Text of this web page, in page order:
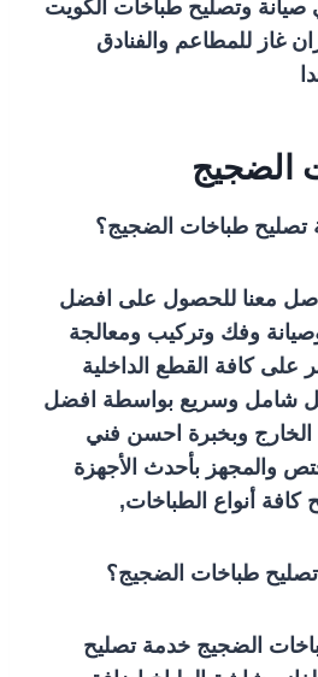
وتصليح طباخات الكويت
غاز للمطاعم والفنادق
الضجيج
تصليح طباخات الضجيج؟
معنا للحصول على افضل
وفك وتركيب ومعالجة
كافة القطع الداخلية
شامل وسريع بواسطة افضل
الخارج وبخبرة احسن فني
والمجهز بأحدث الأجهزة
أنواع الطباخات,
طباخات الضجيج؟
الضجيج خدمة تصليح